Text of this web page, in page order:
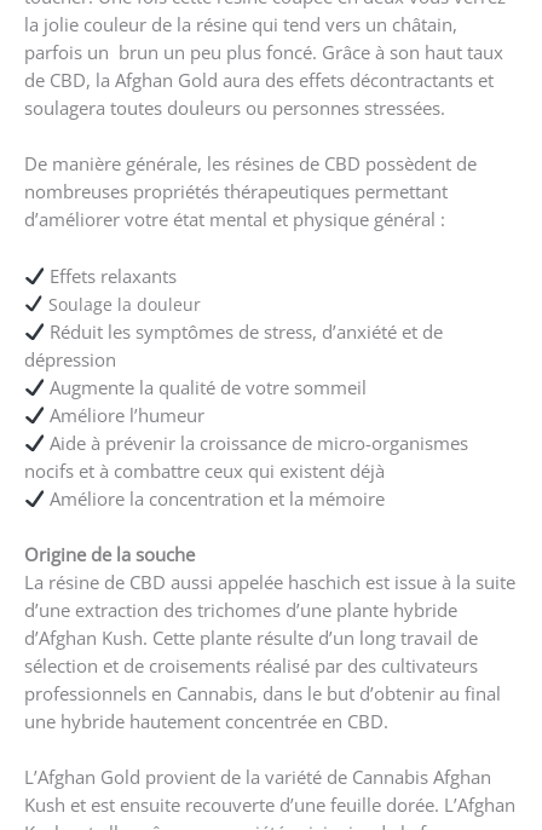
la jolie couleur de la résine qui tend vers un châtain,
parfois un brun un peu plus foncé. Grâce à son haut taux
de CBD, la Afghan Gold aura des effets décontractants et
soulagera toutes douleurs ou personnes stressées.
De manière générale, les résines de CBD possèdent de
nombreuses propriétés thérapeutiques permettant
d’améliorer votre état mental et physique général :
Effets relaxants
Soulage la douleur
Réduit les symptômes de stress, d’anxiété et de
dépression
Augmente la qualité de votre sommeil
Améliore l’humeur
Aide à prévenir la croissance de micro-organismes
nocifs et à combattre ceux qui existent déjà
Améliore la concentration et la mémoire
Origine de la souche
La résine de CBD aussi appelée haschich est issue à la suite
d’une extraction des trichomes d’une plante hybride
d’Afghan Kush. Cette plante résulte d’un long travail de
sélection et de croisements réalisé par des cultivateurs
professionnels en Cannabis, dans le but d’obtenir au final
une hybride hautement concentrée en CBD.
L’Afghan Gold provient de la variété de Cannabis Afghan
Kush et est ensuite recouverte d’une feuille dorée. L’Afghan